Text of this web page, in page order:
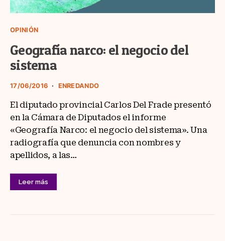
OPINIÓN
Geografía narco: el negocio del
sistema
17/06/2016 ENREDANDO
El diputado provincial Carlos Del Frade presentó
en la Cámara de Diputados el informe
«Geografía Narco: el negocio del sistema». Una
radiografía que denuncia con nombres y
apellidos, a las…
Leer más